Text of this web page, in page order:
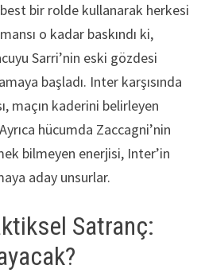
bir rolde kullanarak herkesi
o kadar baskındı ki,
Sarri’nin eski gözdesi
başladı. Inter karşısında
maçın kaderini belirleyen
hücumda Zaccagni’nin
bilmeyen enerjisi, Inter’in
aday unsurlar.
Satranç: